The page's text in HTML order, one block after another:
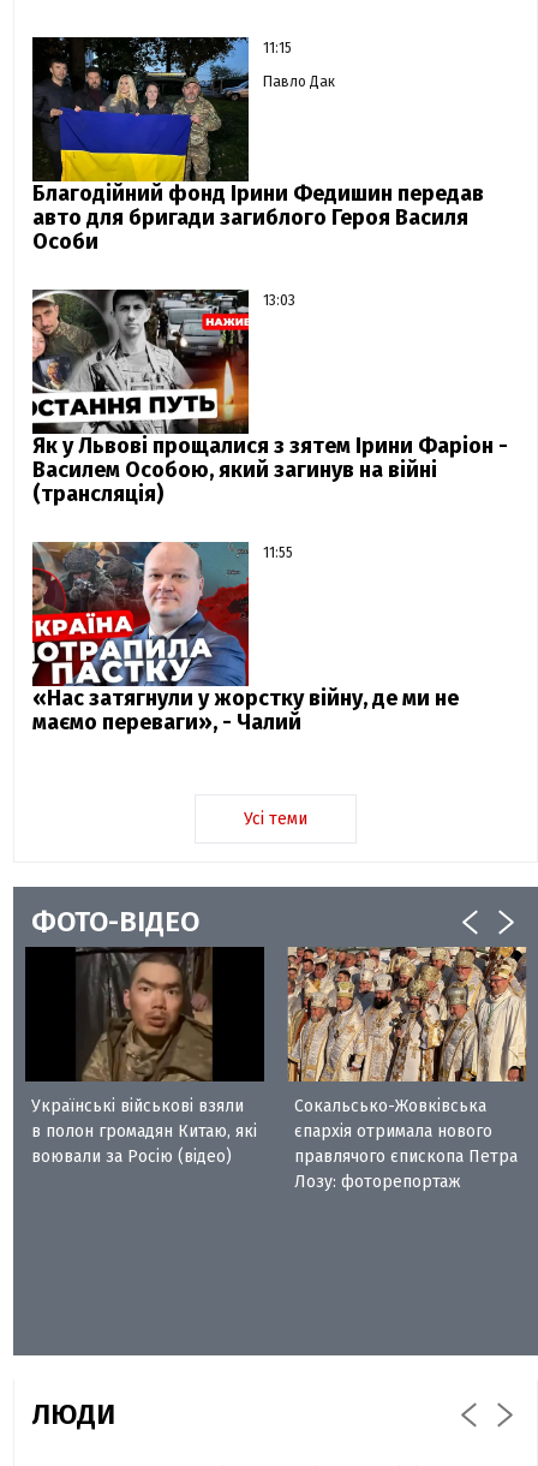
11:15
Павло Дак
Благодійний фонд Ірини Федишин передав
авто для бригади загиблого Героя Василя
Особи
13:03
Як у Львові прощалися з зятем Ірини Фаріон -
Василем Особою, який загинув на війні
(трансляція)
11:55
«Нас затягнули у жорстку війну, де ми не
маємо переваги», - Чалий
Усі теми
ФОТО-ВІДЕО
Українські військові взяли
в полон громадян Китаю, які
воювали за Росію (відео)
Сокальсько-Жовківська
єпархія отримала нового
правлячого єпископа Петра
Лозу: фоторепортаж
ЛЮДИ